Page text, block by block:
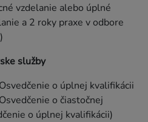
vzdelanie alebo úplné
a 2 roky praxe v odbore
služby
o úplnej kvalifikácii
o čiastočnej
o úplnej kvalifikácii)